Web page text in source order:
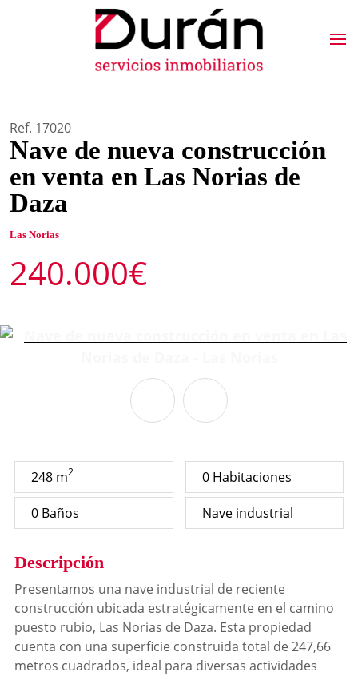
Ref. 17020
Nave de nueva construcción
en venta en Las Norias de
Daza
Las Norias
240.000€
248 m2 0 Habitaciones
0 Baños Nave industrial
Descripción
Presentamos una nave industrial de reciente
construcción ubicada estratégicamente en el camino
puesto rubio, Las Norias de Daza. Esta propiedad
cuenta con una superficie construida total de 247,66
metros cuadrados, ideal para diversas actividades